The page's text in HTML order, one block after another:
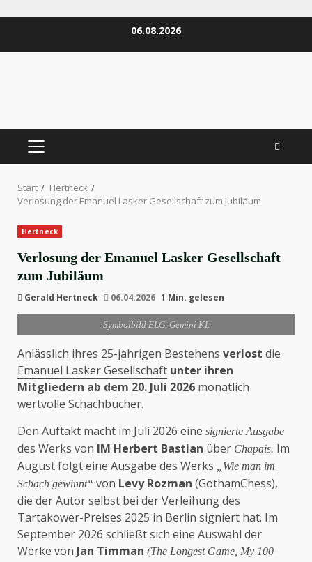
06.08.2026
PRIMÄRES
Start
Hertneck
Verlosung der Emanuel Lasker Gesellschaft zum Jubiläum
Hertneck
Verlosung der Emanuel Lasker Gesellschaft
zum Jubiläum
Gerald Hertneck 06.04.2026 1 Min. gelesen
Symbolbild ELG. Gemini KI.
Anlässlich ihres 25-jährigen Bestehens verlost die
Emanuel Lasker Gesellschaft unter ihren
Mitgliedern ab dem 20. Juli 2026 monatlich
wertvolle Schachbücher.
Den Auftakt macht im Juli 2026 eine signierte Ausgabe
des Werks von IM Herbert Bastian über Chapais. Im
August folgt eine Ausgabe des Werks
„Wie man im
Schach gewinnt“ von Levy Rozman (GothamChess),
die der Autor selbst bei der Verleihung des
Tartakower-Preises 2025 in Berlin signiert hat. Im
September 2026 schließt sich eine Auswahl der
Werke von Jan Timman (The Longest Game, My 100